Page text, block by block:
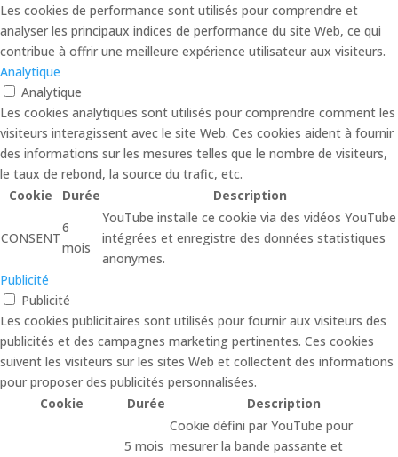
Les cookies de performance sont utilisés pour comprendre et
analyser les principaux indices de performance du site Web, ce qui
contribue à offrir une meilleure expérience utilisateur aux visiteurs.
Analytique
Analytique
Les cookies analytiques sont utilisés pour comprendre comment les
visiteurs interagissent avec le site Web. Ces cookies aident à fournir
des informations sur les mesures telles que le nombre de visiteurs,
le taux de rebond, la source du trafic, etc.
Cookie
Durée Description
CONSENT
6
mois
YouTube installe ce cookie via des vidéos YouTube
intégrées et enregistre des données statistiques
anonymes.
Publicité
Publicité
Les cookies publicitaires sont utilisés pour fournir aux visiteurs des
publicités et des campagnes marketing pertinentes. Ces cookies
suivent les visiteurs sur les sites Web et collectent des informations
pour proposer des publicités personnalisées.
Cookie
Durée Description
5 mois
Cookie défini par YouTube pour
mesurer la bande passante et